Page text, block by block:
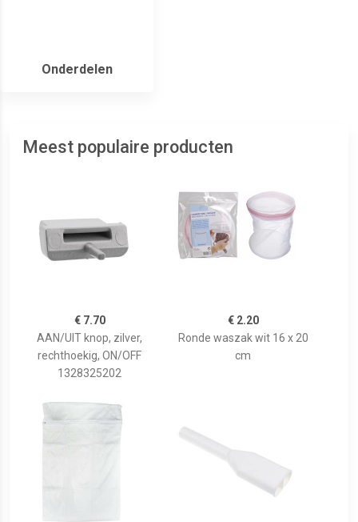
Onderdelen
Meest populaire producten
€ 7.70
AAN/UIT knop, zilver,
rechthoekig, ON/OFF
1328325202
€ 2.20
Ronde waszak wit 16 x 20
cm